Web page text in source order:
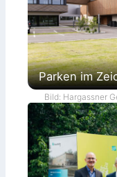
Parken im
Bild: Hargassner